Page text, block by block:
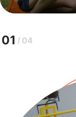
01 / 04